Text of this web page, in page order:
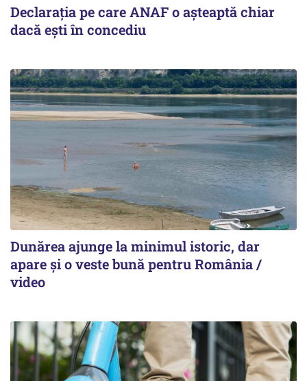
Declarația pe care ANAF o așteaptă chiar
dacă ești în concediu
Dunărea ajunge la minimul istoric, dar
apare și o veste bună pentru România /
video